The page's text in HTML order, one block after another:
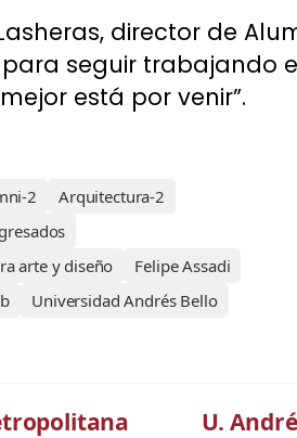
director de
seguir trabajando
está por venir”.
2
Arquitectura-2
arte y diseño
Felipe Assadi
Universidad Andrés Bello
U.